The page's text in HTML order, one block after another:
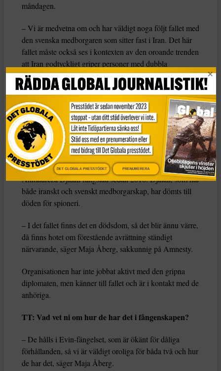
måndagen.
– Vi är medvetna om och har väldigt noga följt fallet med
den svenska medborgaren som sitter fast i Iran. Det här
fallet måste också ses i kontexten av den oroande trenden
att Iran godtyckligt griper personer med dubbla
medborgarskap av politiska skäl, säger Stano – som dock
inte vill gå in på vad EU har för ansvar att agera.
Gripandet av den svenska diplomaten är samtidigt ett av
flera fall som gjort att relationerna mellan Sverige och
Iran varit mycket ansträngda de senaste åren.
I maj i år avrättades svenskiraniern Habib Chaab,
anklagad för terrorbrott. Samtidigt sitter läkaren
Ahmadreza Djalali fängslad sedan 2016. Djalali, som har
både iranskt och svenskt medborgarskap, har dömts till
döden för spioneri.
– I det fallet finns det en dödsdom, så det blir ännu värre,
då finns hotet om förestående avrättning ständigt
närvarande, säger Maja Åberg, sakkunnig på Amnesty.
Organisationen har inte jobbat aktivt med den gripna
diplomaten, men känner till fallet och är i kontakt med de
anhöriga.
TT: Vad vet ni om hur de har det i fångenskapen?
– De hålls i Evin-fängelset, som är ökänt för dåliga
förhållanden, så vi är väldigt oroliga för båda två och hur
de har det, säger Maja Åberg.
DET GLOBALA PRESSTÖDET PRENUMERERA